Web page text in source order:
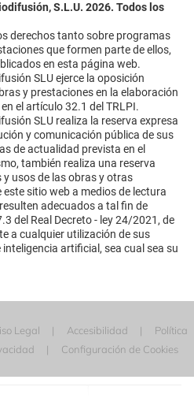
S.L.U. 2026. Todos los
derechos tanto sobre programas
que formen parte de ellos,
en esta página web.
SLU ejerce la oposición
y prestaciones en la elaboración
el artículo 32.1 del TRLPI.
SLU realiza la reserva expresa
y comunicación pública de sus
de actualidad prevista en el
también realiza una reserva
usos de las obras y otras
sitio web a medios de lectura
adecuados a tal fin de
del Real Decreto - ley 24/2021, de
a cualquier utilización de sus
artificial, sea cual sea su
Legal Accesibilidad
Política
Configuración de Cookies